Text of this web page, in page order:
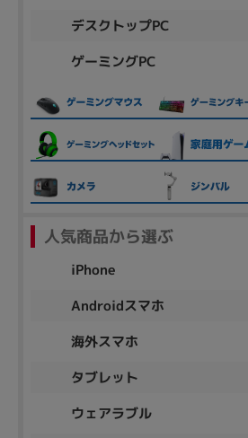
デスクトップPC
ゲーミングPC
人気商品から選ぶ
iPhone
Androidスマホ
海外スマホ
タブレット
ウェアラブル
円 ～
各項目のチェックボックスは「or検索」となります。